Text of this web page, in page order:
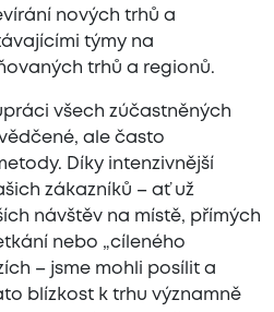
nových trhů a
týmy na
trhů a regionů.
všech zúčastněných
ale často
Díky intenzivnější
zákazníků – ať už
návštěv na místě, přímých
nebo „cíleného
– jsme mohli posílit a
blízkost k trhu významně